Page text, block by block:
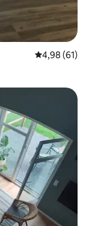
Gemiddelde
4,98 (61)